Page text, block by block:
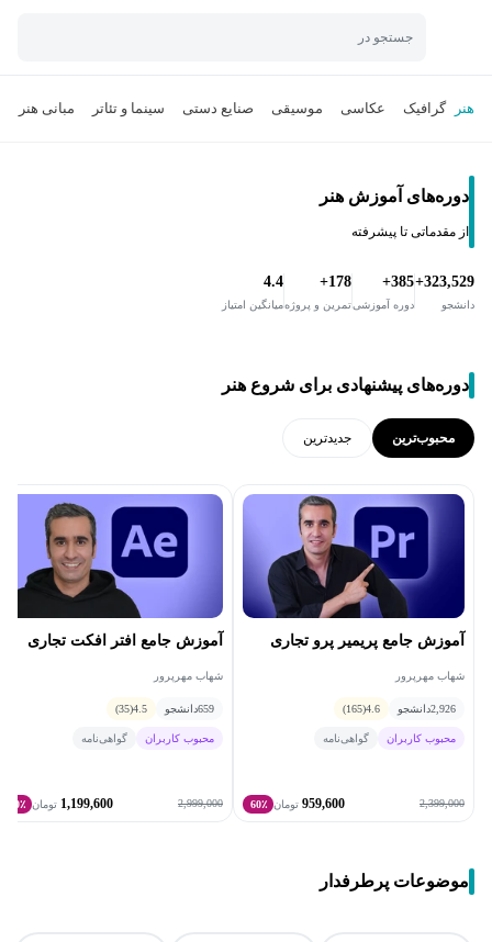
جستجو در
هنر گرافیک عکاسی موسیقی صنایع دستی سینما و تئاتر مبانی هنر
دوره‌های آموزش هنر
از مقدماتی تا پیشرفته
323,529+
دانشجو
385+
دوره آموزشی
178+
تمرین و پروژه
4.4
میانگین امتیاز
دوره‌های پیشنهادی برای شروع هنر
محبوب‌ترین جدید‌ترین
آموزش جامع پریمیر پرو تجاری
شهاب مهرپرور
2,926دانشجو 4.6
(165)
محبوب کاربران گواهی‌نامه
2,399,000
959,600 تومان 60٪
آموزش جامع افتر افکت تجاری
شهاب مهرپرور
659دانشجو 4.5
(35)
محبوب کاربران گواهی‌نامه
2,999,000
1,199,600 تومان 60٪
موضوعات پرطرفدار